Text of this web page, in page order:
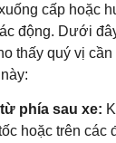
cấp hoặc
động. Dưới
thấy quý vị
này:
phía sau xe:
hoặc trên các